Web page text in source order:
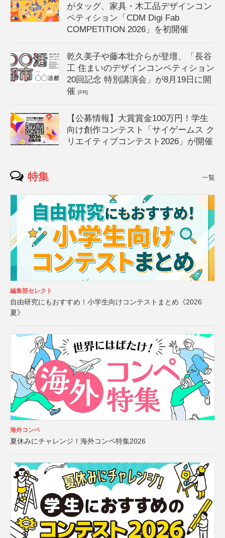
がタッグ、家具・木工品デザインコン
ペティション「CDM Digi Fab
COMPETITION 2026」を初開催
乾久美子や藤本壮介らが登壇、「長谷
工 住まいのデザインコンペティション
20回記念 特別講演会」が8月19日に開
催[PR]
【公募情報】大賞賞金100万円！学生
向け創作コンテスト「サイゲームス ク
リエイティブコンテスト2026」が開催
特集 一覧
編集部セレクト
自由研究にもおすすめ！小学生向けコンテストまとめ《2026
夏》
海外コンペ
夏休みにチャレンジ！海外コンペ特集2026